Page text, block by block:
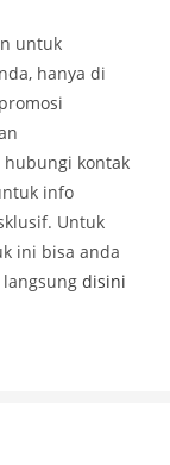
untuk
hanya di
hubungi kontak
info
Untuk
ini bisa anda
disini